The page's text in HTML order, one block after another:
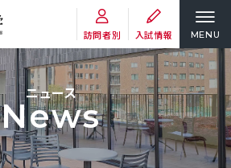
訪問者別 入試情報 MENU
ニュース
News